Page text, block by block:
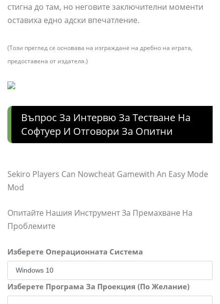
стигна до там, но неговите заключителни моменти
оставиха едно адски впечатление.
(Този преглед се основава на изграждане на дребно на играта,
предоставена от издателя.)
Въпрос За Интервю За Тестване На
Софтуер И Отговори За Опитни
Sekiro Players Can Nowcheat Gamewith An Easy Mode
Mod
Опитайте Нашия Инструмент За Премахване На
Проблемите
Изберете Операционната Система
Изберете Програма За Проекция (По Желание)